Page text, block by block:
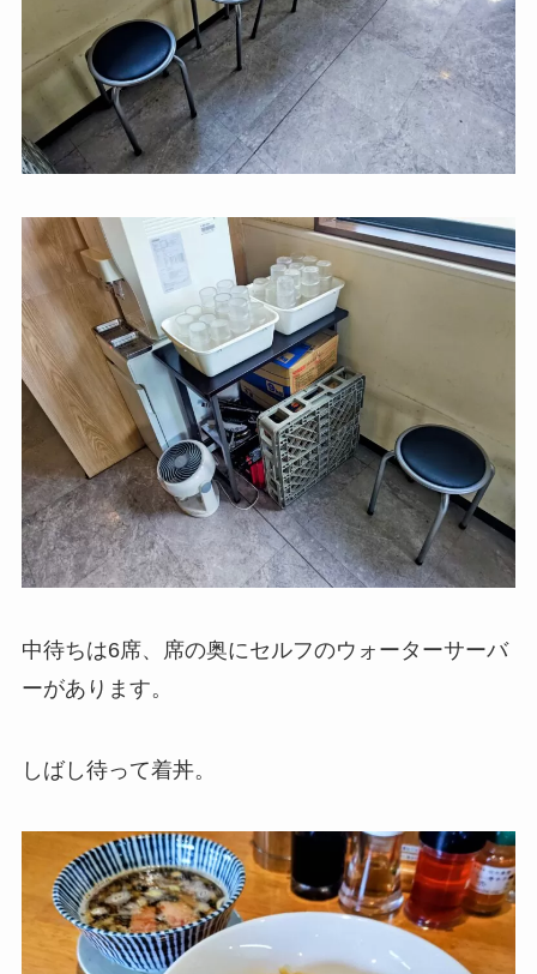
中待ちは6席、席の奥にセルフのウォーターサーバ
ーがあります。
しばし待って着丼。